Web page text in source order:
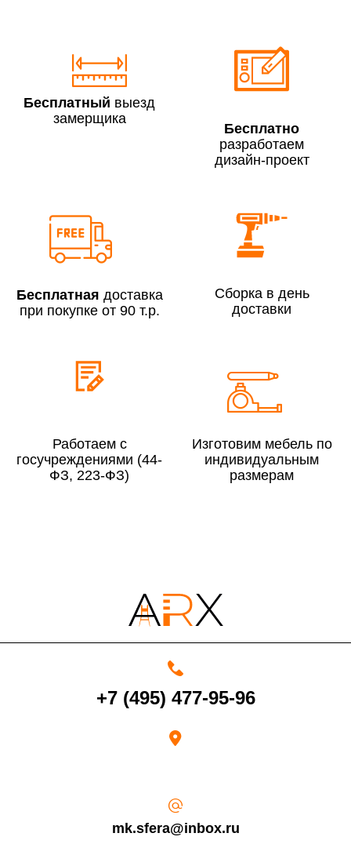
По Москве в пределах МКАД в выходные и вечернее
время 3 500 руб.
Сборка по Москве в будние дни при заказе:
До 300 000 руб.
7% (но не менее 2 500 руб.)
Свыше 300 000 руб.
До 300 000 руб.
Свыше 300 000 руб.
Сборка в выходные дни и вечернее время:
Срок возврата товара надлежащего качества составляет 30 дней с
Возврат переведенных средств производится на Ваш банковский
Бесплатный выезд
замерщика
Бесплатно
разработаем
дизайн-проект
Бесплатная доставка
при покупке от 90 т.р.
Сборка в день
доставки
Работаем с
госучреждениями (44-
ФЗ, 223-ФЗ)
Изготовим мебель по
индивидуальным
размерам
+7 (495) 477-95-96
mk.sfera@inbox.ru